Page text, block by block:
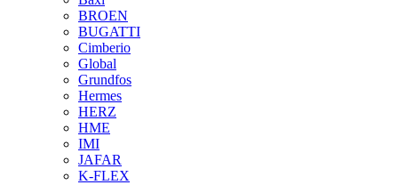
BROEN
BUGATTI
Cimberio
Global
Grundfos
Hermes
HERZ
HME
IMI
JAFAR
K-FLEX